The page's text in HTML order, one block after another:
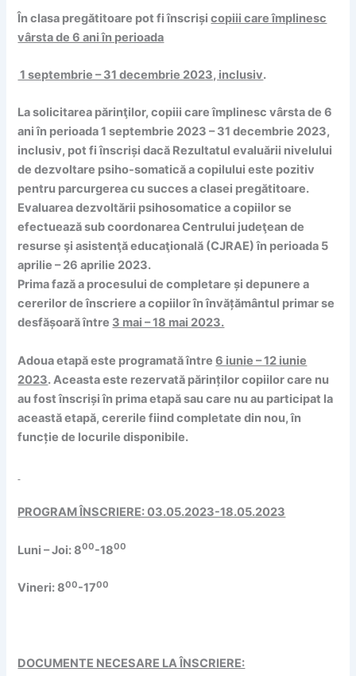
În clasa pregătitoare pot fi înscrișicopiii care împlinesc
vârsta de 6 ani în perioada
1 septembrie – 31 decembrie 2023, inclusiv.
La solicitarea părinţilor, copiii care împlinesc vârsta de 6
ani în perioada 1 septembrie 2023 – 31 decembrie 2023,
inclusiv, pot fi înscriși dacă Rezultatul evaluării nivelului
de dezvoltare psiho-somatică a copilului este pozitiv
pentru parcurgerea cu succes a clasei pregătitoare.
Evaluarea dezvoltării psihosomatice a copiilor se
efectuează sub coordonarea Centrului judeţean de
resurse şi asistenţă educaţională (CJRAE) în perioada 5
aprilie – 26 aprilie 2023.
Prima fazăa procesului de completare și depunere a
cererilor de înscriere a copiilor în învățământul primar se
desfășoară între 3 mai – 18 mai 2023.
Adoua etapăeste programată între6 iunie – 12 iunie
2023. Aceasta este rezervată părinților copiilor care nu
au fost înscriși în prima etapă sau care nu au participat la
această etapă, cererile fiind completate din nou, în
funcție de locurile disponibile.
PROGRAM ÎNSCRIERE: 03.05.2023-18.05.2023
Luni – Joi: 800-1800
Vineri: 800-1700
DOCUMENTE NECESARE LA ÎNSCRIERE: